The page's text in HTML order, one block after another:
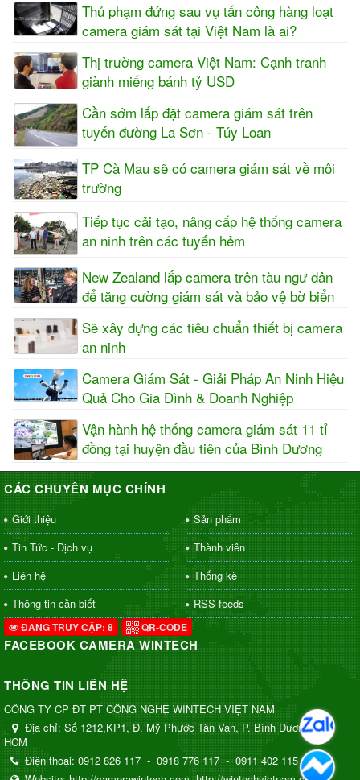
Thủ phạm đứng sau vụ tấn công hàng loạt
camera giám sát tại Việt Nam là ai?
Thị trường camera Việt Nam: Cạnh tranh
giành miếng bánh tỷ USD
Cần sớm lắp đặt camera giám sát trên
tuyến đường La Sơn - Túy Loan
TP Cà Mau sẽ có camera giám sát về môi
trường
Tiếp tục cải tạo, nâng cấp hệ thống camera
an ninh trên các tuyến hẻm
New Zealand lắp camera trên tàu ngư dân
để tăng cường giám sát và bảo vệ bờ biển
Sẽ xây dựng các tiêu chuẩn thiết bị camera
an ninh
Camera Giám Sát - Giải Pháp An Ninh Hiệu
Quả Cho Gia Đình & Doanh Nghiệp
Vận hành hệ thống camera giám sát 11 tỉ
đồng tại huyện đầu tiên của Bình Dương
CÁC CHUYÊN MỤC CHÍNH
Giới thiệu
Sản phẩm
Tin Tức - Dịch vụ
Thành viên
Liên hệ
Thống kê
Thông tin cần biết
RSS-feeds
ĐANG TRUY CẬP: 8 QR-CODE
FACEBOOK CAMERA WINTECH
THÔNG TIN LIÊN HỆ
CÔNG TY CP ĐT PT CÔNG NGHỆ WINTECH VIỆT NAM
Địa chỉ: Số 1212,KP1, Đ. Mỹ Phước Tân Vạn, P. Bình Dương, TP.
HCM
Điện thoại: 0912 826 117 - 0918 776 117 - 0911 402 115